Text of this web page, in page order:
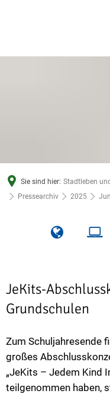
Sie sind hier: Stadtleben
Pressearchiv
2025
JeKits-
Grundschulen
Zum Schuljahresende
großes
„JeKits – Jedem Kind
teilgenommen haben,